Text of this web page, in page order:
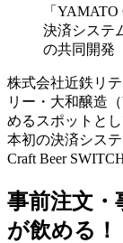
「
決済システ
の共同開発
株式会社近鉄リ
リー・大和醸造
めるスポットと
本初の決済シス
Craft Beer
事前注文
が飲める！